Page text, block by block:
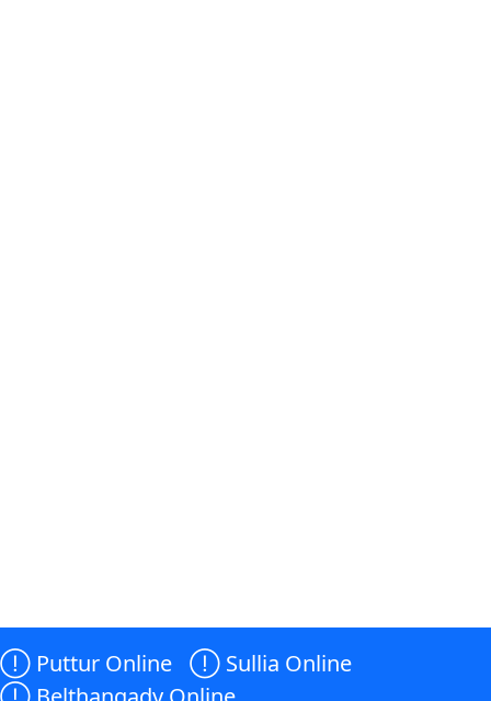
 Puttur Online  Sullia Online